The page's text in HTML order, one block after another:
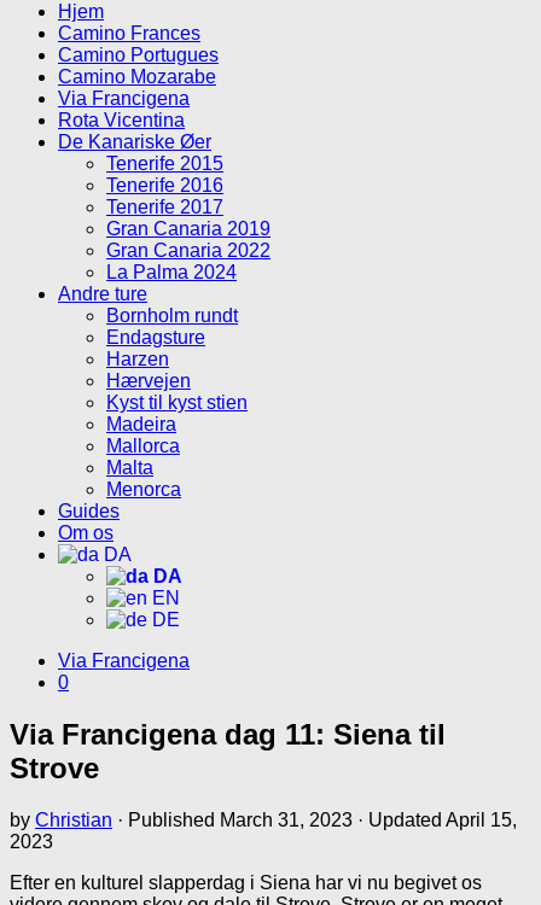
Hjem
Camino Frances
Camino Portugues
Camino Mozarabe
Via Francigena
Rota Vicentina
De Kanariske Øer
Tenerife 2015
Tenerife 2016
Tenerife 2017
Gran Canaria 2019
Gran Canaria 2022
La Palma 2024
Andre ture
Bornholm rundt
Endagsture
Harzen
Hærvejen
Kyst til kyst stien
Madeira
Mallorca
Malta
Menorca
Guides
Om os
DA
DA
EN
DE
Via Francigena
0
Via Francigena dag 11: Siena til
Strove
by Christian · Published March 31, 2023 · Updated April 15,
2023
Efter en kulturel slapperdag i Siena har vi nu begivet os